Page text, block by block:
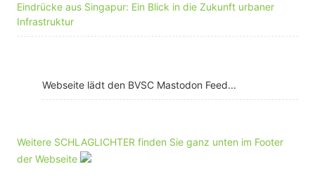
Eindrücke aus Singapur: Ein Blick in die Zukunft urbaner
Infrastruktur
Webseite lädt den BVSC Mastodon Feed...
Weitere SCHLAGLICHTER finden Sie ganz unten im Footer
der Webseite